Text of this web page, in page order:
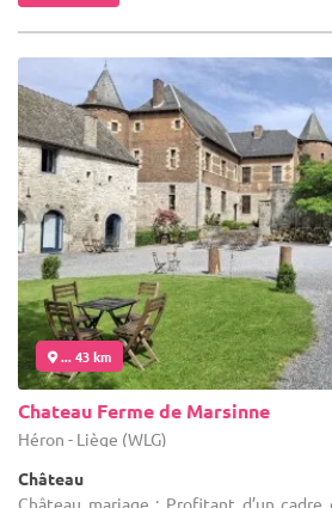
... 43 km
Chateau Ferme de Marsinne
Héron - Liège (WLG)
Château
Château mariage : Profitant d’un